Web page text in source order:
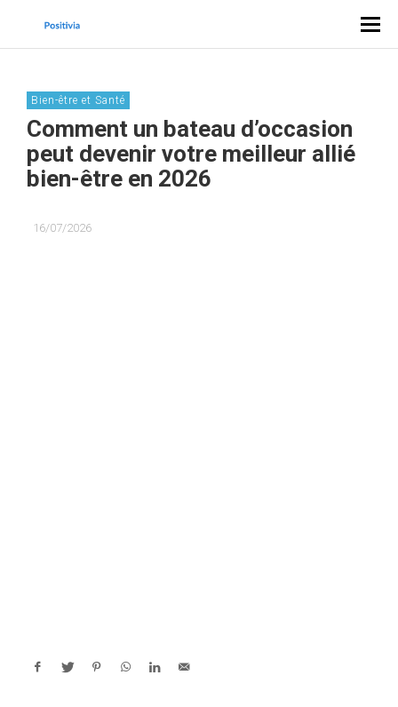
Bien-être et Santé
Comment un bateau d’occasion
peut devenir votre meilleur allié
bien-être en 2026
16/07/2026